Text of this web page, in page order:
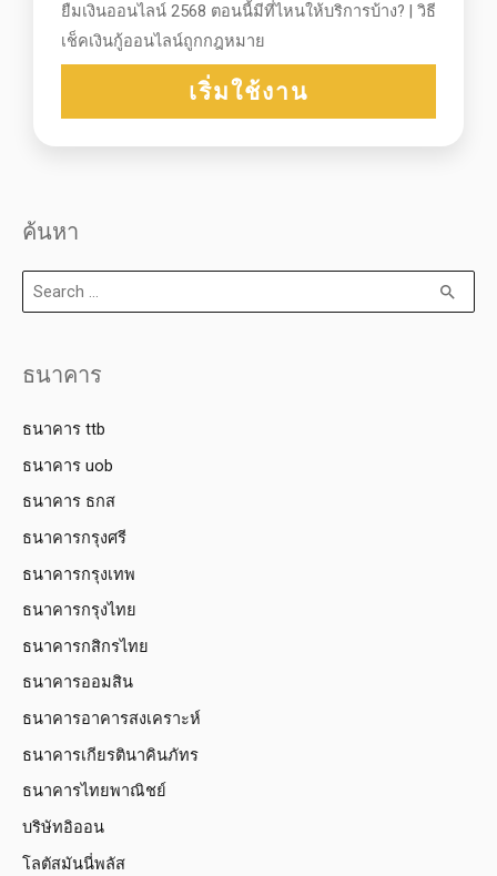
ยืมเงินออนไลน์ 2568 ตอนนี้มีที่ไหนให้บริการบ้าง? | วิธี
เช็คเงินกู้ออนไลน์ถูกกฎหมาย
เริ่มใช้งาน
ค้นหา
ธนาคาร
ธนาคาร ttb
ธนาคาร uob
ธนาคาร ธกส
ธนาคารกรุงศรี
ธนาคารกรุงเทพ
ธนาคารกรุงไทย
ธนาคารกสิกรไทย
ธนาคารออมสิน
ธนาคารอาคารสงเคราะห์
ธนาคารเกียรตินาคินภัทร
ธนาคารไทยพาณิชย์
บริษัทอิออน
โลตัสมันนี่พลัส